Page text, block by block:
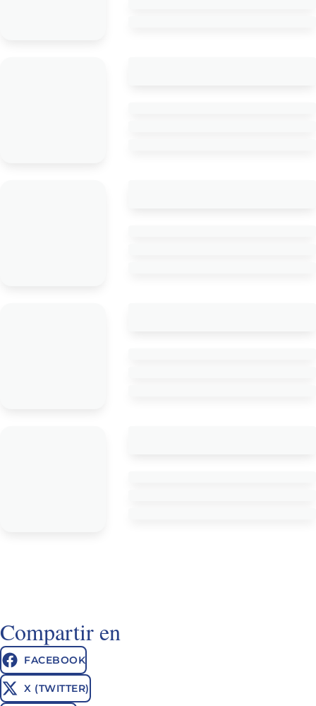
Compartir en
FACEBOOK
X (TWITTER)